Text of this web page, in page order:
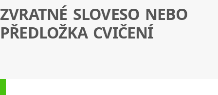
ZVRATNÉ SLOVESO NEBO
PŘEDLOŽKA CVIČENÍ